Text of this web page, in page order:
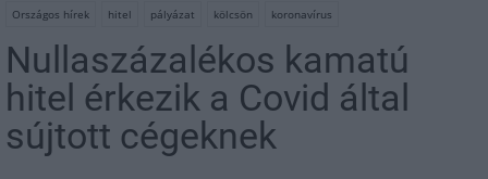
Országos hírek hitel pályázat kölcsön koronavírus
Nullaszázalékos kamatú
hitel érkezik a Covid által
sújtott cégeknek